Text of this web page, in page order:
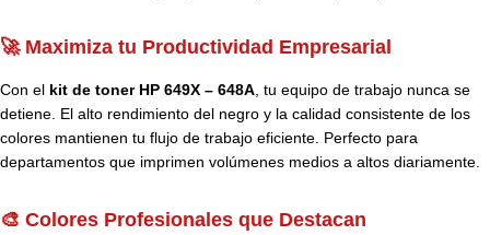
🚀 Maximiza tu Productividad Empresarial
Con el kit de toner HP 649X – 648A, tu equipo de trabajo nunca se
detiene. El alto rendimiento del negro y la calidad consistente de los
colores mantienen tu flujo de trabajo eficiente. Perfecto para
departamentos que imprimen volúmenes medios a altos diariamente.
🎨 Colores Profesionales que Destacan